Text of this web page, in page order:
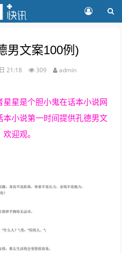
男文案100例)
21:18 309 admin
星是个胆小鬼在话本小说网
本小说第一时间提供孔德男文
迎观。